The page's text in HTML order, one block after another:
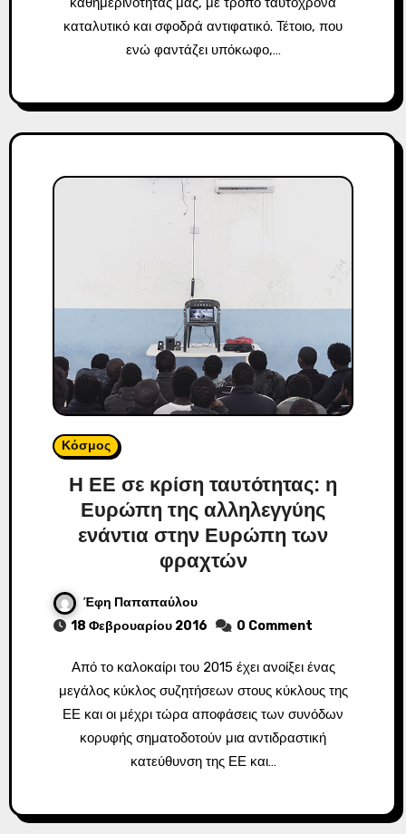
καταλυτικό και σφοδρά αντιφατικό. Τέτοιο, που
ενώ φαντάζει υπόκωφο,…
Κόσμος
Η ΕΕ σε κρίση ταυτότητας: η
Ευρώπη της αλληλεγγύης
ενάντια στην Ευρώπη των
φραχτών
Έφη Παπαπαύλου
18 Φεβρουαρίου 2016
0 Comment
Από το καλοκαίρι του 2015 έχει ανοίξει ένας
μεγάλος κύκλος συζητήσεων στους κύκλους της
ΕΕ και οι μέχρι τώρα αποφάσεις των συνόδων
κορυφής σηματοδοτούν μια αντιδραστική
κατεύθυνση της ΕΕ και…